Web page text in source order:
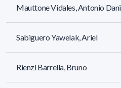
Mauttone Vidales, Antonio
Sabiguero Yawelak, Ariel
Rienzi Barrella, Bruno